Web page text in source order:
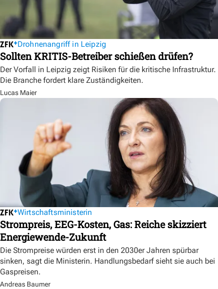
Drohnenangriff in Leipzig
Sollten KRITIS-Betreiber schießen drüfen?
Der Vorfall in Leipzig zeigt Risiken für die kritische Infrastruktur.
Die Branche fordert klare Zuständigkeiten.
Lucas Maier
Wirtschaftsministerin
Strompreis, EEG-Kosten, Gas: Reiche skizziert
Energiewende-Zukunft
Die Strompreise würden erst in den 2030er Jahren spürbar
sinken, sagt die Ministerin. Handlungsbedarf sieht sie auch bei
Gaspreisen.
Andreas Baumer